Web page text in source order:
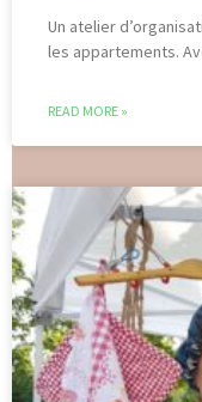
Un atelier
les appartements.
READ MORE »